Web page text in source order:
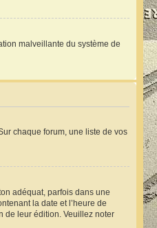
malveillante du système de
chaque forum, une liste de vos
adéquat, parfois dans une
la date et l’heure de
de leur édition. Veuillez noter